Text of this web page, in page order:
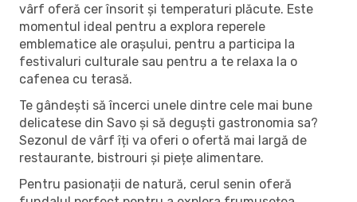
vârf oferă cer însorit și temperaturi plăcute. Este
momentul ideal pentru a explora reperele
emblematice ale orașului, pentru a participa la
festivaluri culturale sau pentru a te relaxa la o
cafenea cu terasă.
Te gândești să încerci unele dintre cele mai bune
delicatese din Savo și să deguști gastronomia sa?
Sezonul de vârf îți va oferi o ofertă mai largă de
restaurante, bistrouri și piețe alimentare.
Pentru pasionații de natură, cerul senin oferă